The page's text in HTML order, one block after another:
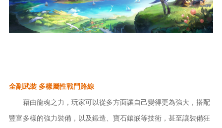
全副武裝 多樣屬性戰鬥路線
藉由龍魂之力，玩家可以從多方面讓自己變得更為強大，搭配
豐富多樣的強力裝備，以及鍛造、寶石鑲嵌等技術，甚至讓裝備狂